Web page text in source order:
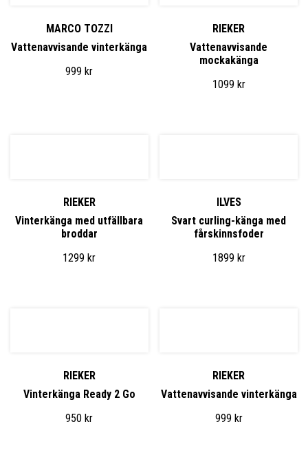
MARCO TOZZI
Vattenavvisande vinterkänga
999 kr
RIEKER
Vattenavvisande
mockakänga
1099 kr
RIEKER
Vinterkänga med utfällbara
broddar
1299 kr
ILVES
Svart curling-känga med
fårskinnsfoder
1899 kr
RIEKER
Vinterkänga Ready 2 Go
950 kr
RIEKER
Vattenavvisande vinterkänga
999 kr